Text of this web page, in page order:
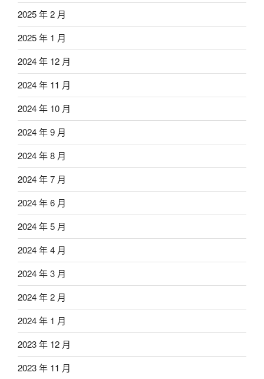
2025 年 2 月
2025 年 1 月
2024 年 12 月
2024 年 11 月
2024 年 10 月
2024 年 9 月
2024 年 8 月
2024 年 7 月
2024 年 6 月
2024 年 5 月
2024 年 4 月
2024 年 3 月
2024 年 2 月
2024 年 1 月
2023 年 12 月
2023 年 11 月